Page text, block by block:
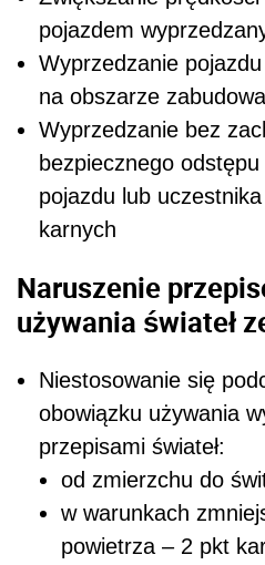
pojazdem
Wyprzedzanie
na obszarze
Wyprzedzanie bez
bezpiecznego
pojazdu lub
karnych
Naruszenie
używania świateł
Niestosowanie się
obowiązku używania
przepisami świateł:
od zmierzchu do
w warunkach
powietrza – 2 pkt